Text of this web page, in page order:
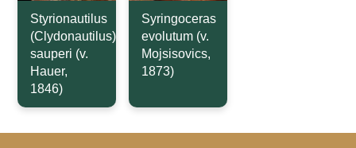
Styrionautilus
(Clydonautilus)
sauperi (v.
Hauer,
1846)
Syringoceras
evolutum (v.
Mojsisovics,
1873)